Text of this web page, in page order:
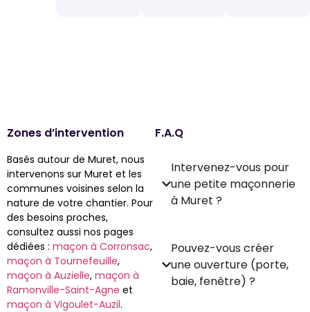
Zones d’intervention
Basés autour de Muret, nous
intervenons sur Muret et les
communes voisines selon la
nature de votre chantier. Pour
des besoins proches,
consultez aussi nos pages
dédiées : maçon à Corronsac,
maçon à Tournefeuille,
maçon à Auzielle, maçon à
Ramonville-Saint-Agne et
maçon à Vigoulet-Auzil.
F.A.Q
Intervenez-vous pour
une petite maçonnerie
à Muret ?
Pouvez-vous créer
une ouverture (porte,
baie, fenêtre) ?